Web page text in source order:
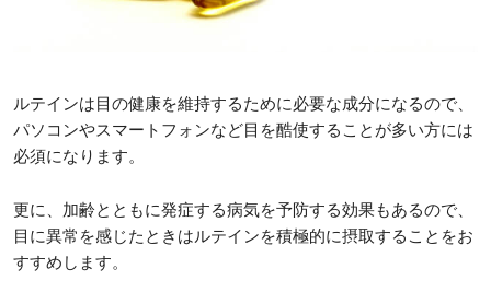
ルテインは目の健康を維持するために必要な成分になるので、
パソコンやスマートフォンなど目を酷使することが多い方には
必須になります。
更に、加齢とともに発症する病気を予防する効果もあるので、
目に異常を感じたときはルテインを積極的に摂取することをお
すすめします。